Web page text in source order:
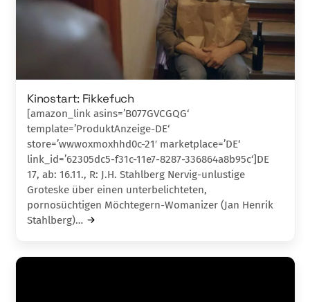
Kinostart: Fikkefuch
[amazon_link asins=’B077GVCGQG‘
template=’ProduktAnzeige-DE‘
store=’wwwoxmoxhhd0c-21′ marketplace=’DE‘
link_id=’62305dc5-f31c-11e7-8287-336864a8b95c‘]DE
17, ab: 16.11., R: J.H. Stahlberg Nervig-unlustige
Groteske über einen unterbelichteten,
pornosüchtigen Möchtegern-Womanizer (Jan Henrik
Stahlberg)…